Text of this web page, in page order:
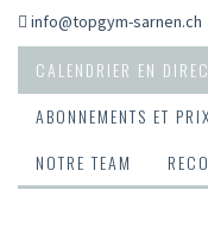
info@topgym-sarnen.ch
CALENDRIER EN
ABONNEMENTS ET PRIX
NOTRE TEAM